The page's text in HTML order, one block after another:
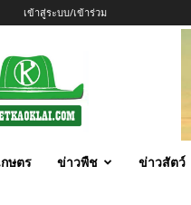
เข้าสู่ระบบ/เข้าร่วม
ษตร ข่าวพืช ข่าวสัตว์